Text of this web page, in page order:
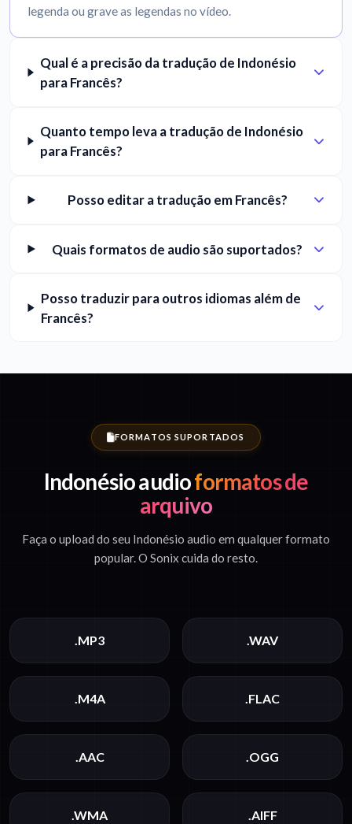
legenda ou grave as legendas no vídeo.
Qual é a precisão da tradução de Indonésio
para Francês?
Quanto tempo leva a tradução de Indonésio
para Francês?
Posso editar a tradução em Francês?
Quais formatos de audio são suportados?
Posso traduzir para outros idiomas além de
Francês?
FORMATOS SUPORTADOS
Indonésio audioformatos de
arquivo
Faça o upload do seu Indonésio audio em qualquer formato
popular. O Sonix cuida do resto.
.MP3 .WAV
.M4A .FLAC
.AAC .OGG
.WMA .AIFF